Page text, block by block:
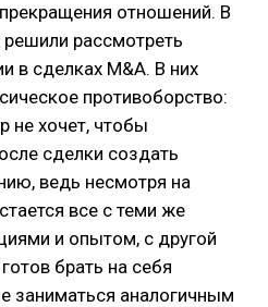
отношений. В
рассмотреть
в сделках M&A. В них
противоборство:
не хочет, чтобы
сделки создать
ведь несмотря на
все с теми же
и опытом, с другой
брать на себя
заниматься аналогичным